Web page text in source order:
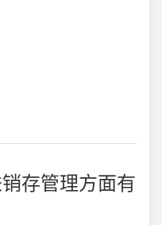
存管理方面有